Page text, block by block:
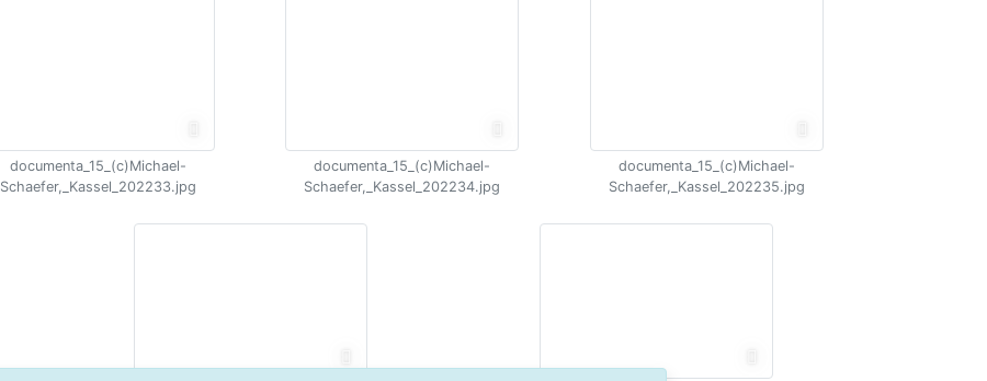
documenta_15_(c)Michael-
Schaefer,_Kassel_202233.jpg
documenta_15_(c)Michael-
Schaefer,_Kassel_202234.jpg
documenta_15_(c)Michael-
Schaefer,_Kassel_202235.jpg